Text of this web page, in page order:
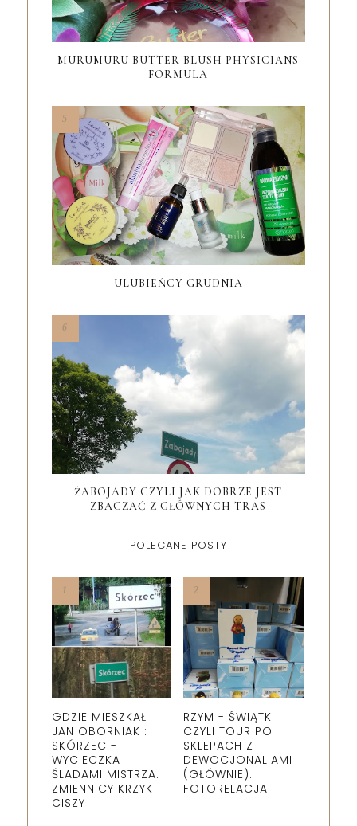
MURUMURU BUTTER BLUSH PHYSICIANS
FORMULA
ULUBIEŃCY GRUDNIA
ŻABOJADY CZYLI JAK DOBRZE JEST
ZBACZAĆ Z GŁÓWNYCH TRAS
POLECANE POSTY
GDZIE MIESZKAŁ
JAN OBORNIAK :
SKÓRZEC -
WYCIECZKA
ŚLADAMI MISTRZA.
ZMIENNICY KRZYK
CISZY
RZYM - ŚWIĄTKI
CZYLI TOUR PO
SKLEPACH Z
DEWOCJONALIAMI
(GŁÓWNIE).
FOTORELACJA